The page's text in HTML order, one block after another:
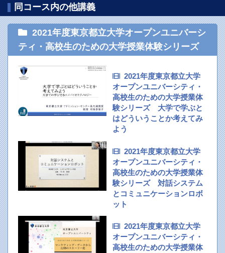
同コース内の他講義
2021年度東京都立大学オープンユニバーシ
ティ・高校生のための大学授業体験シリーズ
2021年度東京都立大学
オープンユニバーシティ・
高校生のための大学授業体
験シリーズ 大学で学ぶと
はどういうことか考えてみ
よう
2021年度東京都立大学
オープンユニバーシティ・
高校生のための大学授業体
験シリーズ 対話システム
とコミュニケーションロボ
ット
2021年度東京都立大学
オープンユニバーシティ・
高校生のための大学授業体